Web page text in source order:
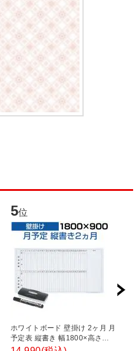
5位
ホワイトボード 壁掛け 2ヶ月 月
予定表 縦書き 幅1800×高さ
900mm スケジュールボード カレ